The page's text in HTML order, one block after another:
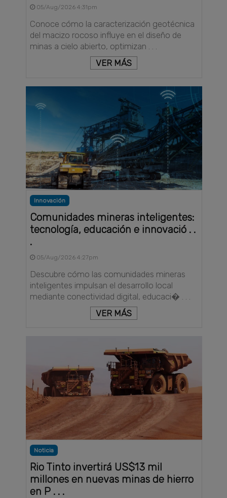
05/Aug/2026 4:31pm
Conoce cómo la caracterización geotécnica
del macizo rocoso influye en el diseño de
minas a cielo abierto, optimizan . . .
VER MÁS
Innovación
Comunidades mineras inteligentes:
tecnología, educación e innovació . .
.
05/Aug/2026 4:27pm
Descubre cómo las comunidades mineras
inteligentes impulsan el desarrollo local
mediante conectividad digital, educaci� . . .
VER MÁS
Noticia
Rio Tinto invertirá US$13 mil
millones en nuevas minas de hierro
en P . . .